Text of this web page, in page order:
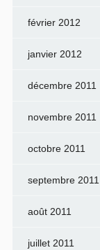
février 2012
janvier 2012
décembre 2011
novembre 2011
octobre 2011
septembre 2011
août 2011
juillet 2011